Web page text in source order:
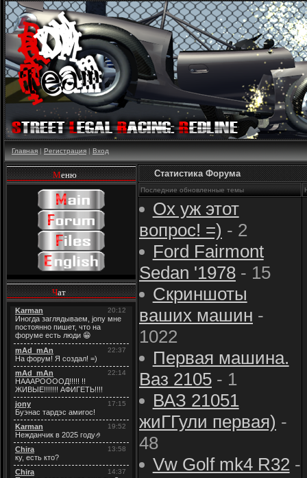
Главная|Регистрация|Вход
Меню
Чат
Статистика Форума
Последние обновленные темы
Ох уж этот
вопрос! =) - 2
Ford Fairmont
Sedan '1978 - 15
Скриншоты
ваших машин -
1022
Первая машина.
Ваз 2105 - 1
ВАЗ 21051
жиГГули первая) -
48
Vw Golf mk4 R32 -